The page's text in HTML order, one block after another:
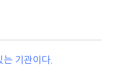
기관이다.